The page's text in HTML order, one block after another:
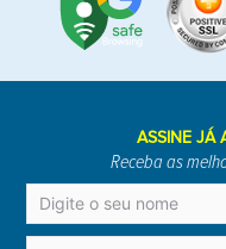
ASSINE JÁ
Receba as